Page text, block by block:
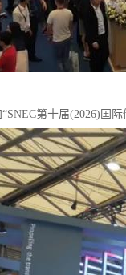
第十届(2026)囯